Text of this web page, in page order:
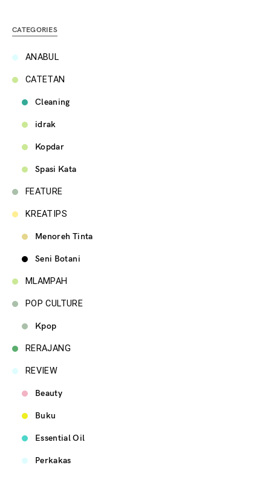
CATEGORIES
ANABUL
CATETAN
Cleaning
idrak
Kopdar
Spasi Kata
FEATURE
KREATIPS
Menoreh Tinta
Seni Botani
MLAMPAH
POP CULTURE
Kpop
RERAJANG
REVIEW
Beauty
Buku
Essential Oil
Perkakas